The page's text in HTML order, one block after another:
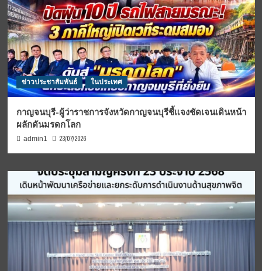
ข่าวประชาสัมพันธ์ ในประเทศ
กาญจนบุรี-ผู้ว่าราชการจังหวัดกาญจนบุรีชี้แจงชัดเจนเดินหน้า
ผลักดันมรดกโลก
admin1 23/07/2026